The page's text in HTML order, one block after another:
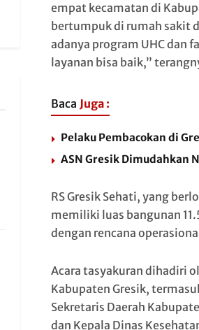
empat kecamatan di
bertumpuk di rumah sakit
adanya program UHC dan
layanan bisa baik,”
Baca Juga :
Pelaku Pembacokan di
ASN Gresik Dimudahkan
RS Gresik Sehati, yang
memiliki luas bangunan
dengan rencana
Acara tasyakuran dihadiri
Kabupaten Gresik,
Sekretaris Daerah
dan Kepala Dinas